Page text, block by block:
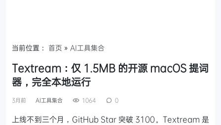
当前位置： 首页 » AI工具集合
Textream：仅 1.5MB 的开源 macOS 提词
器，完全本地运行
3月前 AI工具集合 1064 0
上线不到三个月，GitHub Star 突破 3100。Textream 是